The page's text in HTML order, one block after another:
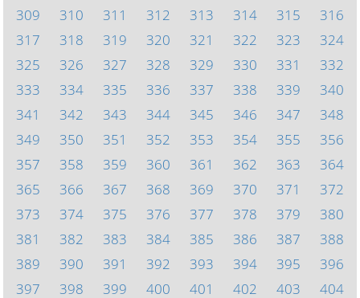
309
310 311 312 313 314 315
316
317
318 319 320 321 322 323
324
325
326 327 328 329 330 331
332
333
334 335 336 337 338 339
340
341
342 343 344 345 346 347
348
349
350 351 352 353 354 355
356
357
358 359 360 361 362 363
364
365
366 367 368 369 370 371
372
373
374 375 376 377 378 379
380
381
382 383 384 385 386 387
388
389
390 391 392 393 394 395
396
397
398 399 400 401 402 403 404